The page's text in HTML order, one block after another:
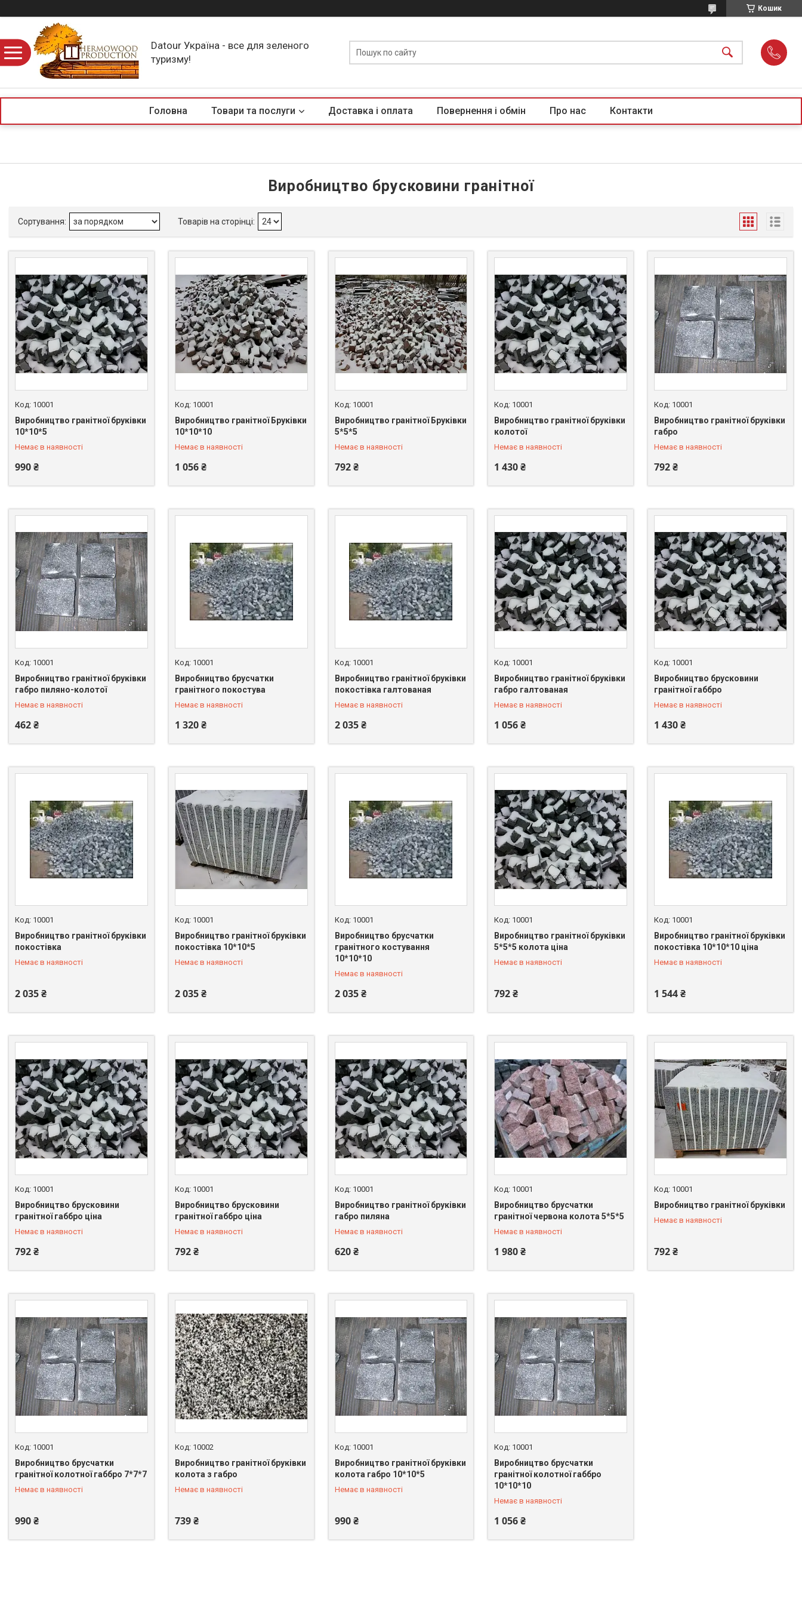
Кошик
Datour Україна - все для зеленого
туризму!
Головна Товари та послуги Доставка і оплата Повернення і обмін Про нас Контакти
Виробництво брусковини гранітної
10001
Виробництво гранітної бруківки
10*10*5
Немає в наявності
990 ₴
+380 (67) 549-66-03
10001
Виробництво гранітної Бруківки
10*10*10
Немає в наявності
1 056 ₴
+380 (67) 549-66-03
10001
Виробництво гранітної Бруківки
5*5*5
Немає в наявності
792 ₴
+380 (67) 549-66-03
10001
Виробництво гранітної бруківки
колотої
Немає в наявності
1 430 ₴
+380 (67) 549-66-03
10001
Виробництво гранітної бруківки
габро
Немає в наявності
792 ₴
+380 (67) 549-66-03
10001
Виробництво гранітної бруківки
габро пиляно-колотої
Немає в наявності
462 ₴
+380 (67) 549-66-03
10001
Виробництво брусчатки
гранітного покостува
Немає в наявності
1 320 ₴
+380 (67) 549-66-03
10001
Виробництво гранітної бруківки
покостівка галтованая
Немає в наявності
2 035 ₴
+380 (67) 549-66-03
10001
Виробництво гранітної бруківки
габро галтованая
Немає в наявності
1 056 ₴
+380 (67) 549-66-03
10001
Виробництво брусковини
гранітної габбро
Немає в наявності
1 430 ₴
+380 (67) 549-66-03
10001
Виробництво гранітної бруківки
покостівка
Немає в наявності
2 035 ₴
10001
Виробництво гранітної бруківки
покостівка 10*10*5
Немає в наявності
2 035 ₴
10001
Виробництво брусчатки
гранітного костування
10*10*10
Немає в наявності
2 035 ₴
+380 (67) 549-66-03
10001
Виробництво гранітної бруківки
5*5*5 колота ціна
Немає в наявності
792 ₴
10001
Виробництво гранітної бруківки
покостівка 10*10*10 ціна
Немає в наявності
1 544 ₴
10001
Виробництво брусковини
гранітної габбро ціна
Немає в наявності
792 ₴
+380 (67) 549-66-03
10001
Виробництво брусковини
гранітної габбро ціна
Немає в наявності
792 ₴
+380 (67) 549-66-03
10001
Виробництво гранітної бруківки
габро пиляна
Немає в наявності
620 ₴
+380 (67) 549-66-03
10001
Виробництво брусчатки
гранітної червона колота 5*5*5
Немає в наявності
1 980 ₴
+380 (67) 549-66-03
10001
Виробництво гранітної бруківки
Немає в наявності
792 ₴
10001
Виробництво брусчатки
гранітної колотної габбро 7*7*7
Немає в наявності
990 ₴
10002
Виробництво гранітної бруківки
колота з габро
Немає в наявності
739 ₴
10001
Виробництво гранітної бруківки
колота габро 10*10*5
Немає в наявності
990 ₴
10001
Виробництво брусчатки
гранітної колотної габбро
10*10*10
Немає в наявності
1 056 ₴
+380 (67) 549-66-03